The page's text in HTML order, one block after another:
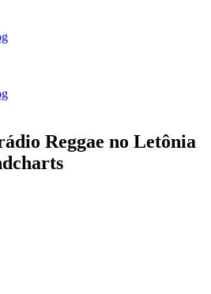
Reggae no Letônia